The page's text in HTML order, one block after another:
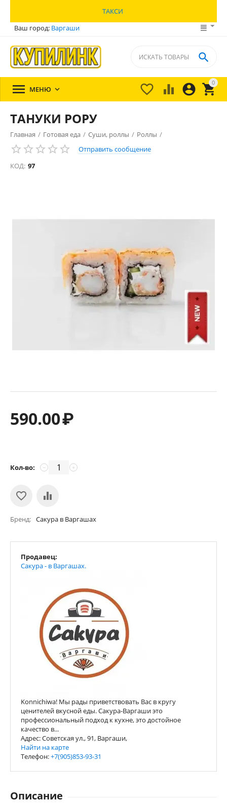
ТАКСИ
Ваш город: Варгаши
0


 

 МЕНЮ 
ТАНУКИ РОРУ
Главная / Готовая еда / Суши, роллы / Роллы /
Отправить сообщение
КОД: 97
590.00₽
Кол-во: +
−
Бренд Сакура в Варгашах
Продавец:
Сакура - в Варгашах.
Konnichiwa! Мы рады приветствовать Вас в кругу
ценителей вкусной еды. Сакура-Варгаши это
профессиональный подход к кухне, это достойное
качество в...
Адрес: Советская ул., 91, Варгаши,
Найти на карте
Телефон:+7(905)853-93-31
Описание